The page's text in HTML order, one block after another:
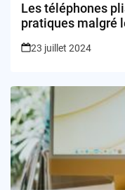
Les téléphones
pratiques malgré
23 juillet 2024